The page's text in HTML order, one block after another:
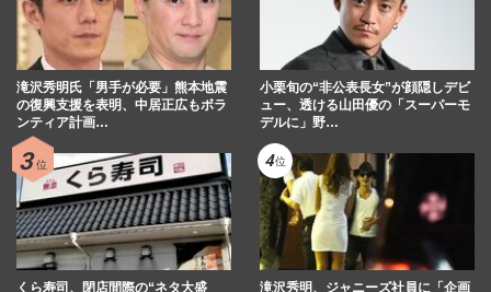
滝沢秀明氏「男手が必要」熊本地震
の復興支援を表明、中居正広もボラ
ンティア計画…
小栗旬の“非公表長女”が顔隠しデビ
ュー、透ける山田優の「スーパーモ
デルに」野…
くら寿司、閉店間際の“ネタ大盛
滝沢秀明、ジャニーズ社員に「企画